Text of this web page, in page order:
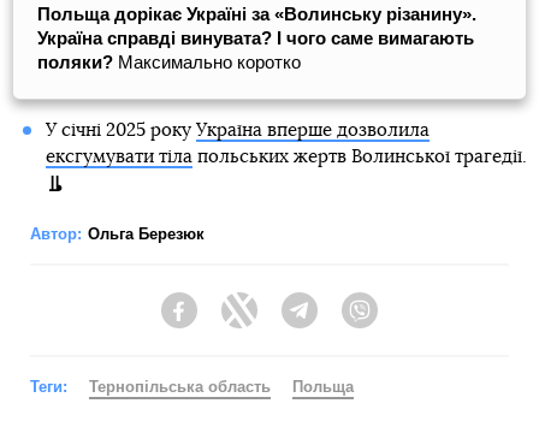
Польща дорікає Україні за «Волинську різанину».
Україна справді винувата? І чого саме вимагають
поляки? Максимально коротко
У січні 2025 року Україна вперше дозволила
ексгумувати тілапольських жертв Волинської трагедії.
Автор: Ольга Березюк
FacebookTwitter Telegram
Теги: Тернопільська область Польща